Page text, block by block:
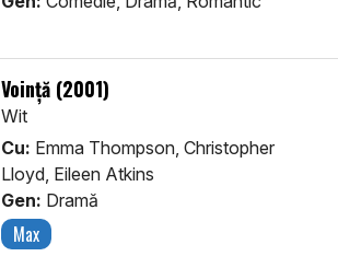
Voință (2001)
Wit
Cu: Emma Thompson, Christopher
Lloyd, Eileen Atkins
Gen: Dramă
Max